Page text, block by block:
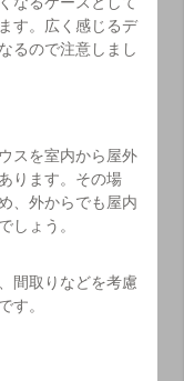
す。広く感じるデ
るので注意しまし
スを室内から屋外
ります。その場
、外からでも屋内
しょう。
間取りなどを考慮
す。